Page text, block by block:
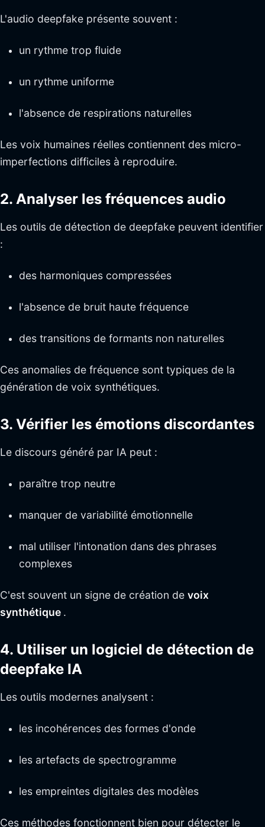
L'audio deepfake présente souvent :
un rythme trop fluide
un rythme uniforme
l'absence de respirations naturelles
Les voix humaines réelles contiennent des micro-
imperfections difficiles à reproduire.
2. Analyser les fréquences audio
Les outils de détection de deepfake peuvent identifier
:
des harmoniques compressées
l'absence de bruit haute fréquence
des transitions de formants non naturelles
Ces anomalies de fréquence sont typiques de la
génération de voix synthétiques.
3. Vérifier les émotions discordantes
Le discours généré par IA peut :
paraître trop neutre
manquer de variabilité émotionnelle
mal utiliser l'intonation dans des phrases
complexes
C'est souvent un signe de création de voix
synthétique .
4. Utiliser un logiciel de détection de
deepfake IA
Les outils modernes analysent :
les incohérences des formes d'onde
les artefacts de spectrogramme
les empreintes digitales des modèles
Ces méthodes fonctionnent bien pour détecter le